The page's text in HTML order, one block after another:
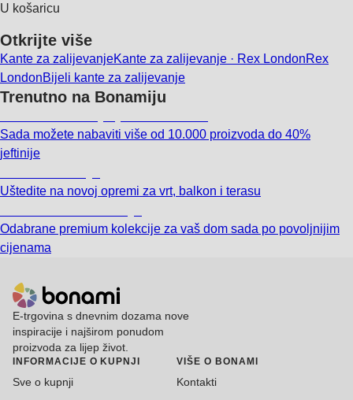
U košaricu
Otkrijte više
Kante za zalijevanjeKante za zalijevanje · Rex LondonRex
LondonBijeli kante za zalijevanje
Trenutno na Bonamiju
Sada možete nabaviti više od 10.000 proizvoda do 40%
jeftinije
Uštedite na novoj opremi za vrt, balkon i terasu
Odabrane premium kolekcije za vaš dom sada po povoljnijim
cijenama
E-trgovina s dnevnim dozama nove
inspiracije i najširom ponudom
proizvoda za lijep život.
INFORMACIJE O KUPNJI
Sve o kupnji
VIŠE O BONAMI
Kontakti